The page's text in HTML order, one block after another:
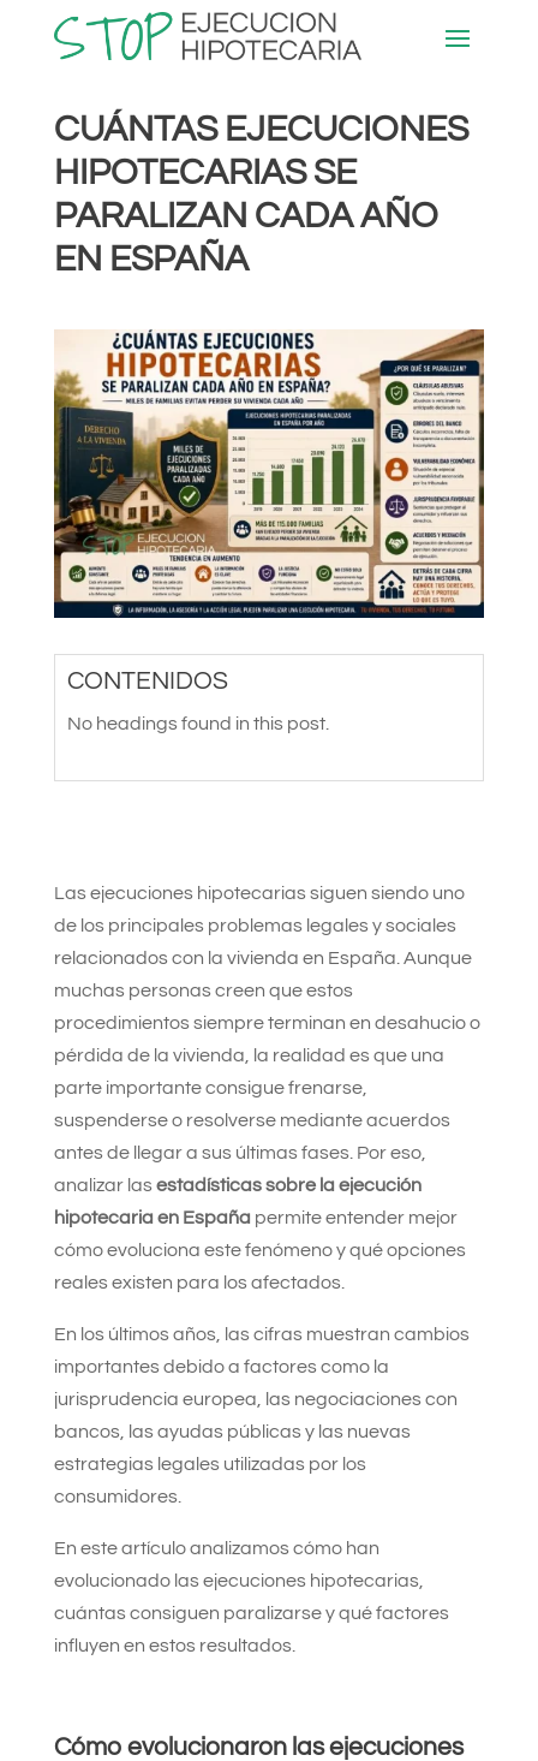
CUÁNTAS EJECUCIONES
HIPOTECARIAS SE
PARALIZAN CADA AÑO
EN ESPAÑA
CONTENIDOS
No headings found in this post.
Las ejecuciones hipotecarias siguen siendo uno
de los principales problemas legales y sociales
relacionados con la vivienda en España. Aunque
muchas personas creen que estos
procedimientos siempre terminan en desahucio o
pérdida de la vivienda, la realidad es que una
parte importante consigue frenarse,
suspenderse o resolverse mediante acuerdos
antes de llegar a sus últimas fases. Por eso,
analizar lasestadísticas sobre la ejecución
hipotecaria en España permite entender mejor
cómo evoluciona este fenómeno y qué opciones
reales existen para los afectados.
En los últimos años, las cifras muestran cambios
importantes debido a factores como la
jurisprudencia europea, las negociaciones con
bancos, las ayudas públicas y las nuevas
estrategias legales utilizadas por los
consumidores.
En este artículo analizamos cómo han
evolucionado las ejecuciones hipotecarias,
cuántas consiguen paralizarse y qué factores
influyen en estos resultados.
Cómo evolucionaron las ejecuciones